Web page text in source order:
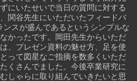
にいたせいで当日の質問に対する
関谷先生にいただいたフィードバ
ンスが盛んであるというシンプルな
かったです。岡田先生からいただ
、プレゼン資料の魅せ方、足を使
って図星なご指摘を数多くいただ
くさんでました。今後卒業研究に
しゃらに取り組んでいきたいと思